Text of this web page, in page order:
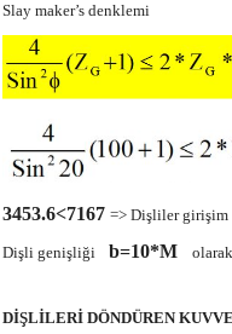
Slay maker’s denklemi
3453.6<7167 => Dişliler girişim
Dişli genişliği b=10*M
DİŞLİLERİ DÖNDÜREN